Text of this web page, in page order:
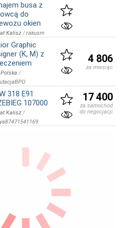
busa z
do
okien
Kalisz /rakusm
Graphic
(K, M) z
/
4 806
za miesiąc
318 E91
107000
Kalisz /
17 400
za samochód
do negocjacji